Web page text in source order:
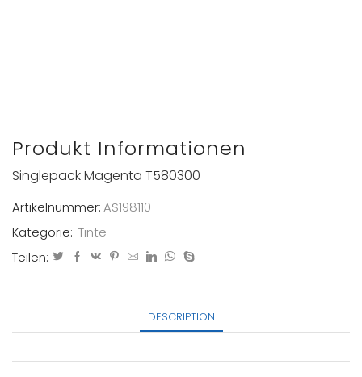
Produkt Informationen
Singlepack Magenta T580300
Artikelnummer:AS198110
Kategorie: Tinte
Teilen:
DESCRIPTION